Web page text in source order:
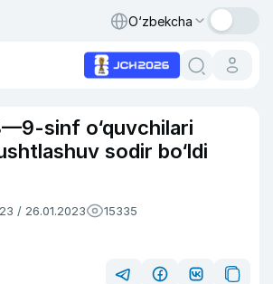
O‘zbekcha
sinf o‘quvchilari
sodir bo‘ldi
/ 26.01.2023 15335